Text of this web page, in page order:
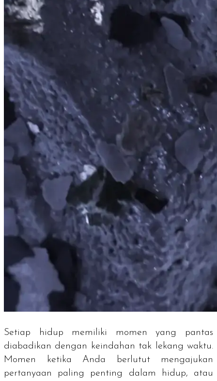
Setiap hidup memiliki momen yang pantas
diabadikan dengan keindahan tak lekang waktu.
Momen ketika Anda berlutut mengajukan
pertanyaan paling penting dalam hidup, atau